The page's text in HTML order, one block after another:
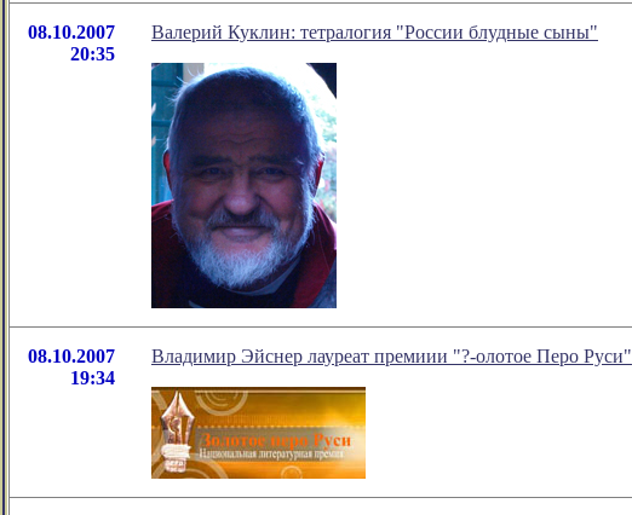
08.10.2007
20:35
Валерий Куклин: тетралогия "России блудные сыны"
08.10.2007
19:34
Владимир Эйснер лауреат премиии "?-олотое Перо Руси"